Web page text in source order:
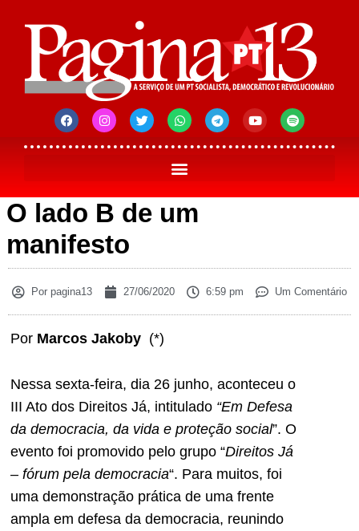
O lado B de um
manifesto
Por pagina13 27/06/2020 6:59 pm Um Comentário
Por Marcos Jakoby (*)
Nessa sexta-feira, dia 26 junho, aconteceu o
III Ato dos Direitos Já, intitulado “Em Defesa
da democracia, da vida e proteção social”. O
evento foi promovido pelo grupo “Direitos Já
– fórum pela democracia“. Para muitos, foi
uma demonstração prática de uma frente
ampla em defesa da democracia, reunindo